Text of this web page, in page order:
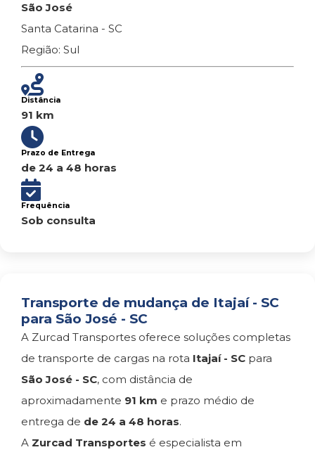
São José
Santa Catarina - SC
Região: Sul
Distância
91 km
Prazo de Entrega
de 24 a 48 horas
Frequência
Sob consulta
Transporte de mudança de Itajaí - SC
para São José - SC
A Zurcad Transportes oferece soluções completas
de transporte de cargas na rota Itajaí - SC para
São José - SC, com distância de
aproximadamente 91 km e prazo médio de
entrega de de 24 a 48 horas.
A Zurcad Transportes é especialista em